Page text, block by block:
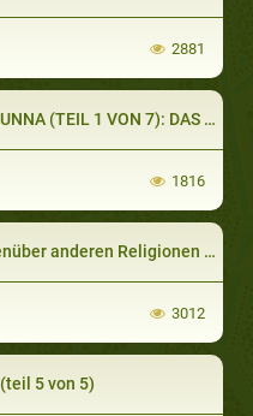
2881
DER GEFÄHRTEN VON IHRER GROSSEN VERANTWORTUNG
1816
anderen Religionen - Teil 1
3012
5 von 5)